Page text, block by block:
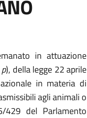
in attuazione
p), della legge 22 aprile
in materia di
agli animali o
429 del Parlamento